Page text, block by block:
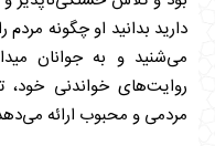
دارید بدانید او چگونه مردم
می‌شنید و به جوانان
روایت‌های خواندنی
مردمی و محبوب ارائه